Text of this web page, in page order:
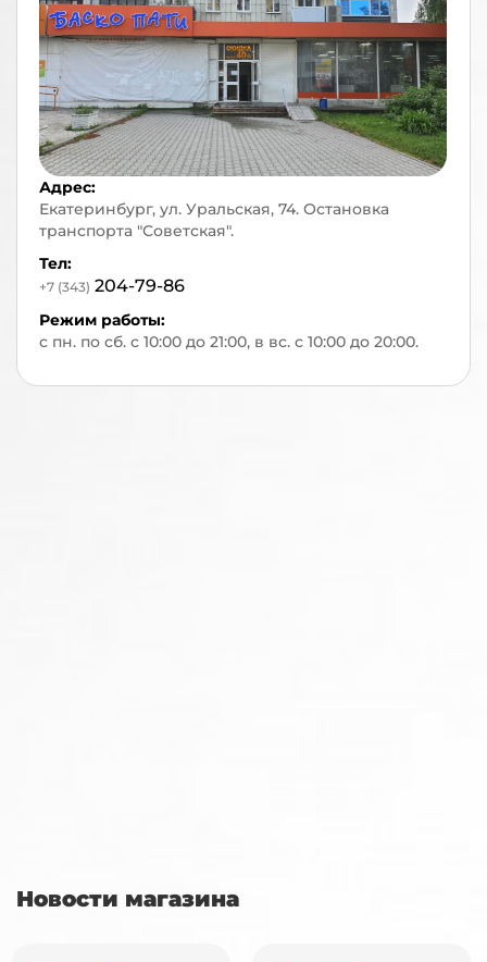
Адрес:
Екатеринбург, ул. Уральская, 74. Остановка
транспорта "Советская".
Тел:
+7 (343) 204-79-86
Режим работы:
с пн. по сб. с 10:00 до 21:00, в вс. с 10:00 до 20:00.
Новости магазина